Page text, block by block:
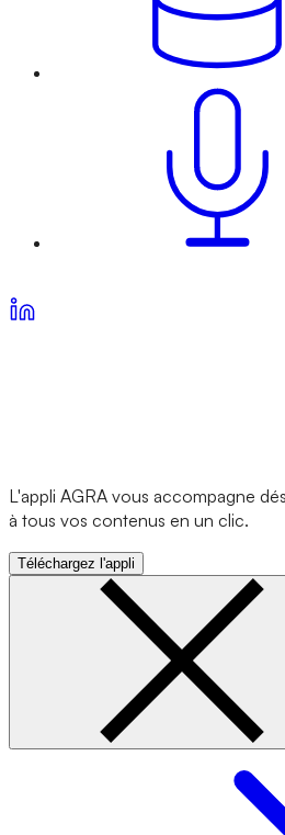
L'appli AGRA vous accompagne
à tous vos contenus en un clic.
Téléchargez l'appli